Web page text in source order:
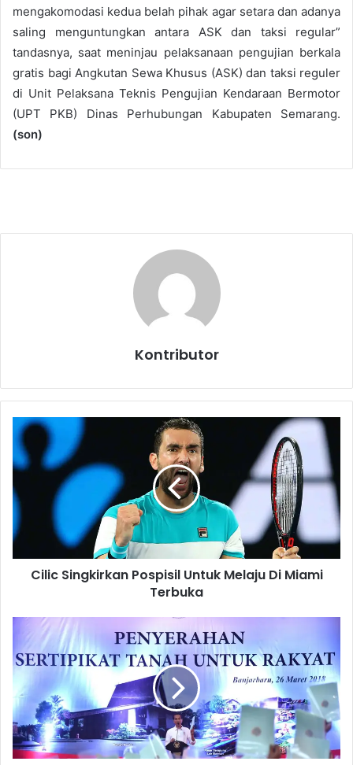
mengakomodasi kedua belah pihak agar setara dan adanya
saling menguntungkan antara ASK dan taksi regular”
tandasnya, saat meninjau pelaksanaan pengujian berkala
gratis bagi Angkutan Sewa Khusus (ASK) dan taksi reguler
di Unit Pelaksana Teknis Pengujian Kendaraan Bermotor
(UPT PKB) Dinas Perhubungan Kabupaten Semarang.
(son)
Kontributor
C
l
c
S
n
g
n
P
s
p
i
Cilic Singkirkan Pospisil Untuk Melaju Di Miami
Terbuka
k
o
i
:
P
e